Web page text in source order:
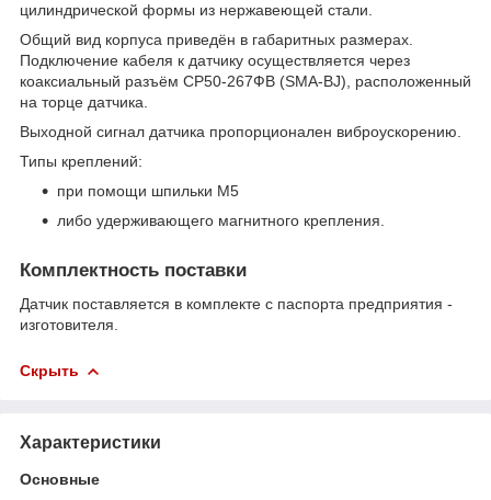
цилиндрической формы из нержавеющей стали.
Общий вид корпуса приведён в габаритных размерах.
Подключение кабеля к датчику осуществляется через
коаксиальный разъём СР50-267ФВ (SMA-BJ), расположенный
на торце датчика.
Выходной сигнал датчика пропорционален виброускорению.
Типы креплений:
при помощи шпильки М5
либо удерживающего магнитного крепления.
Комплектность поставки
Датчик поставляется в комплекте с паспорта предприятия -
изготовителя.
Скрыть
Характеристики
Основные